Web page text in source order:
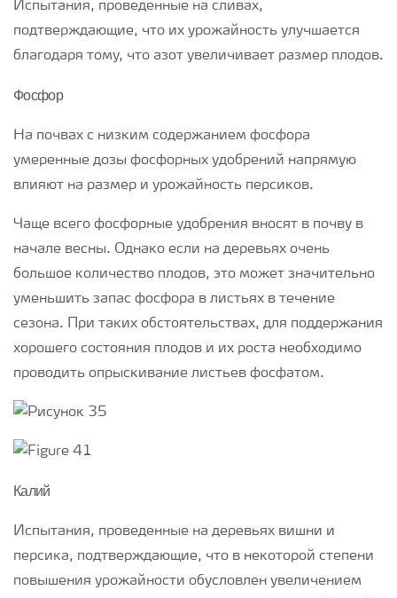
Испытания, проведенные на сливах,
подтверждающие, что их урожайность улучшается
благодаря тому, что азот увеличивает размер плодов.
Фосфор
На почвах с низким содержанием фосфора
умеренные дозы фосфорных удобрений напрямую
влияют на размер и урожайность персиков.
Чаще всего фосфорные удобрения вносят в почву в
начале весны. Однако если на деревьях очень
большое количество плодов, это может значительно
уменьшить запас фосфора в листьях в течение
сезона. При таких обстоятельствах, для поддержания
хорошего состояния плодов и их роста необходимо
проводить опрыскивание листьев фосфатом.
Калий
Испытания, проведенные на деревьях вишни и
персика, подтверждающие, что в некоторой степени
повышения урожайности обусловлен увеличением